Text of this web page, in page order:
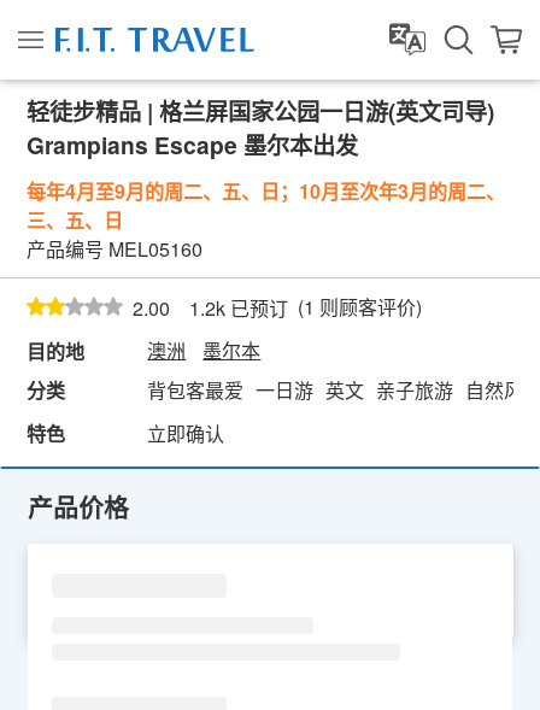
轻徒步精品 | 格兰屏国家公园一日游(英文司导)
Grampians Escape 墨尔本出发
每年4月至9月的周二、五、日；10月至次年3月的周二、
三、五、日
产品编号 MEL05160
2.00 1.2k 已预订 (1 则顾客评价)
目的地
澳洲
墨尔本
分类
背包客最爱 一日游 英文 亲子旅游 自然风
特色
立即确认
产品价格